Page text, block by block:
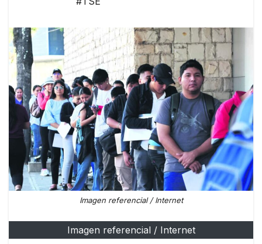
Imagen referencial / Internet
Imagen referencial / Internet